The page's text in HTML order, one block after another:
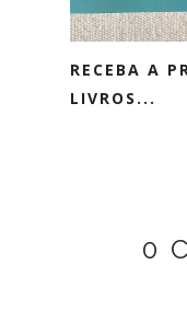
RECEBA A
LIVROS...
0